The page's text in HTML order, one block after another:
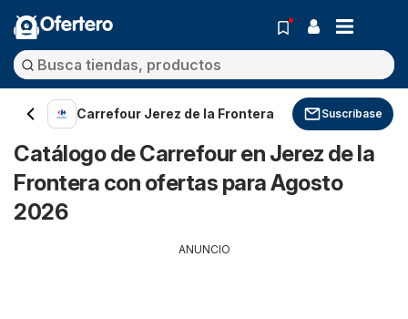
Ofertero
Carrefour Jerez de la Frontera Suscríbase
Catálogo de Carrefour en Jerez de la
Frontera con ofertas para Agosto
2026
ANUNCIO